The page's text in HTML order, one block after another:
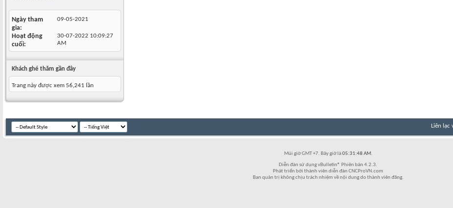
Ngày tham
gia
09-05-2021
Hoạt động
cuối
30-07-2022 10:09:27
AM
Khách ghé thăm gần đây
Trang này được xem 56,241 lần
Liên lạc
Múi giờ GMT +7. Bây giờ là05:31:48 AM.
Diễn đàn sử dụng vBulletin® Phiên bản 4.2.3.
Phát triển bởi thành viên diễn đàn CNCProVN.com
Ban quản trị không chịu trách nhiệm về nội dung do thành viên đăng.